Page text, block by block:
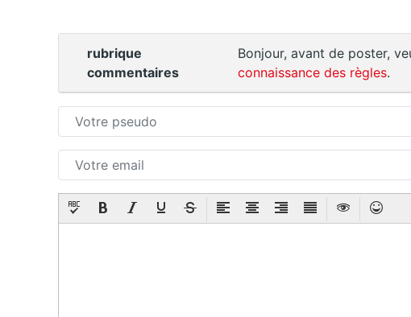
rubrique
commentaires
Bonjour, avant de poster,
connaissance des règles.